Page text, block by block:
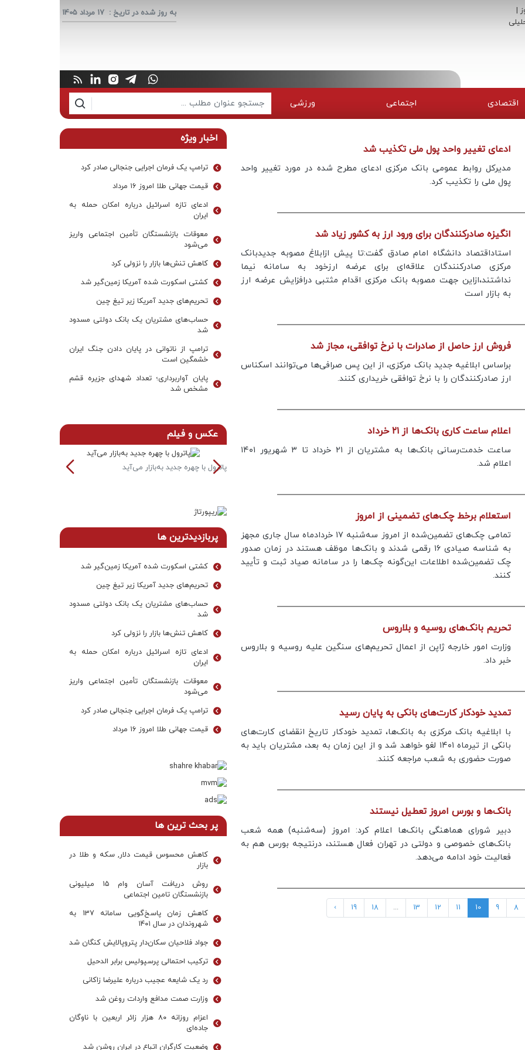
به روز شده در تاریخ : 17 مرداد 1405
اقتصادی اجتماعی ورزشی
ادعای تغییر واحد پول ملی تکذیب شد
مدیرکل روابط عمومی بانک مرکزی ادعای مطرح شده در مورد تغییر واحد
پول ملی را تکذیب کرد.
انگیزه صادرکنندگان برای ورود ارز به کشور زیاد شد
استاداقتصاد دانشگاه امام صادق گفت:تا پیش ازابلاغ مصوبه جدیدبانک
مرکزی صادرکنندگان علاقه‌ای برای عرضه ارزخود به سامانه نیما
نداشتند،ازاین جهت مصوبه بانک مرکزی اقدام مثتبی درافزایش عرضه ارز
به بازار است
فروش ارز حاصل از صادرات با نرخ توافقی، مجاز شد
براساس ابلاغیه جدید بانک مرکزی، از این پس صرافی‌ها می‌توانند اسکناس
ارز صادرکنندگان را با نرخ توافقی خریداری کنند.
اعلام ساعت کاری بانک‌ها از ۲۱ خرداد
ساعت خدمت‌رسانی بانک‌ها به مشتریان از ۲۱ خرداد تا ۳ شهریور ۱۴۰۱
اعلام شد.
استعلام برخط چک‌های تضمینی از امروز
تمامی چک‌های تضمین‌شده از امروز سه‌شنبه ۱۷ خردادماه سال جاری مجهز
به شناسه صیادی ۱۶ رقمی شدند و بانک‌ها موظف هستند در زمان صدور
چک تضمین‌شده اطلاعات این‌گونه چک‌ها را در سامانه صیاد ثبت و تأیید
کنند.
تحریم بانک‌های روسیه و بلاروس
وزارت امور خارجه ژاپن از اعمال تحریم‌های سنگین علیه روسیه و بلاروس
خبر داد.
تمدید خودکار کارت‌های بانکی به پایان رسید
با ابلاغیه بانک مرکزی به بانک‌ها، تمدید خودکار تاریخ انقضای کارت‌های
بانکی از تیرماه ۱۴۰۱ لغو خواهد شد و از این زمان به بعد، مشتریان باید به
صورت حضوری به شعب مراجعه کنند.
بانک‌ها و بورس امروز تعطیل نیستند
دبیر شورای هماهنگی بانک‌ها اعلام کرد: امروز (سه‌شنبه) همه شعب
بانک‌های خصوصی و دولتی در تهران فعال هستند، درنتیجه بورس هم به
فعالیت خود ادامه می‌دهد.
8
9
10
11
12
13
...
18
19
›
اخبار ویژه
ترامپ یک فرمان اجرایی جنجالی صادر کرد
قیمت جهانی طلا امروز ۱۶ مرداد
ادعای تازه اسرائیل درباره امکان حمله به
ایران
معوقات بازنشستگان تأمین اجتماعی واریز
می‌شود
کاهش تنش‌ها بازار را نزولی کرد
کشتی اسکورت شده آمریکا زمین‌گیر شد
تحریم‌های جدید آمریکا زیر تیغ چین
حساب‌های مشتریان یک بانک‌ دولتی مسدود
شد
ترامپ از ناتوانی در پایان دادن جنگ ایران
خشمگین است
پایان آواربرداری؛ تعداد شهدای جزیره قشم
مشخص شد
عکس و فیلم
و پاترول ۲۰۲۵
پاترول با چهره جدید به‌بازار می‌آید
پربازدیدترین ها
کشتی اسکورت شده آمریکا زمین‌گیر شد
تحریم‌های جدید آمریکا زیر تیغ چین
حساب‌های مشتریان یک بانک‌ دولتی مسدود
شد
کاهش تنش‌ها بازار را نزولی کرد
ادعای تازه اسرائیل درباره امکان حمله به
ایران
معوقات بازنشستگان تأمین اجتماعی واریز
می‌شود
ترامپ یک فرمان اجرایی جنجالی صادر کرد
قیمت جهانی طلا امروز ۱۶ مرداد
پر بحث ترین ها
کاهش محسوس قیمت دلار, سکه و طلا در
بازار
روش دریافت آسان وام ۱۵ میلیونی
بازنشستگان تامین اجتماعی
کاهش زمان پاسخ‌گویی سامانه 137 به
شهروندان در سال ۱۴۰۱
جواد فلاحیان سکان‌دار پتروپالایش کنگان شد
ترکیب احتمالی پرسپولیس برابر الدحیل
رد یک شایعه عجیب درباره علیرضا زاکانی
وزارت صمت مدافع واردات روغن شد
اعزام روزانه ۸۰ هزار زائر اربعین با ناوگان
جاده‌ای
وضعیت کارگران اتباع در ایران روشن شد